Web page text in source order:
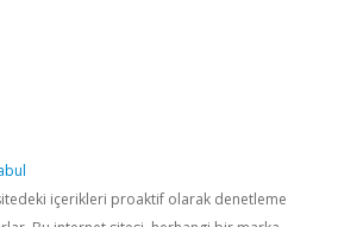
içerikleri proaktif olarak denetleme